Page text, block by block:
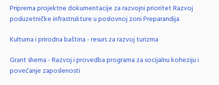
Priprema projektne dokumentacije za razvojni prioritet Razvoj
poduzetničke infrastrukture u poslovnoj zoni Preparandija
Kulturna i prirodna baština - resurs za razvoj turizma
Grant shema - Razvoj i provedba programa za socijalnu koheziju i
povećanje zaposlenosti